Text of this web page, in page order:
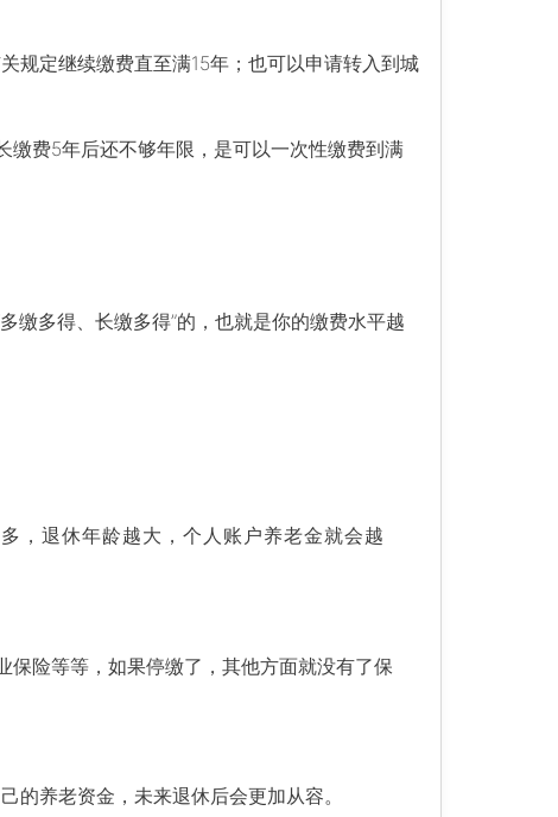
规定继续缴费直至满15年；也可以申请转入到城
缴费5年后还不够年限，是可以一次性缴费到满
缴多得、长缴多得”的，也就是你的缴费水平越
，退休年龄越大，个人账户养老金就会越
保险等等，如果停缴了，其他方面就没有了保
养老资金，未来退休后会更加从容。